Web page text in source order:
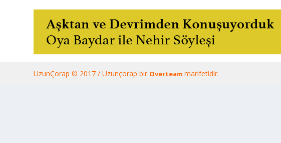
UzunÇorap © 2017 / Uzunçorap bir Overteammarifetidir.